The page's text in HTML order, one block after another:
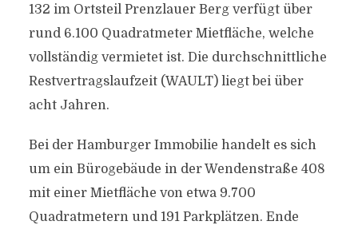
132 im Ortsteil Prenzlauer Berg verfügt über
rund 6.100 Quadratmeter Mietfläche, welche
vollständig vermietet ist. Die durchschnittliche
Restvertragslaufzeit (WAULT) liegt bei über
acht Jahren.
Bei der Hamburger Immobilie handelt es sich
um ein Bürogebäude in der Wendenstraße 408
mit einer Mietfläche von etwa 9.700
Quadratmetern und 191 Parkplätzen. Ende